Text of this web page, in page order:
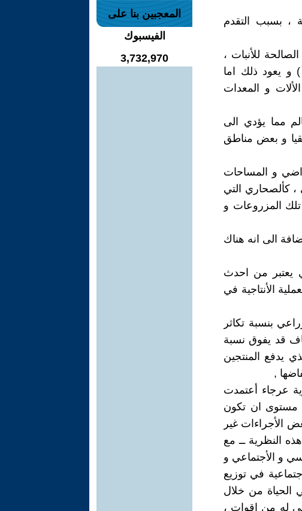
، بسبب التقدم
للأنبات ،
و يعود ذلك اما
و المعدات
مما يؤدي الى
و بعض مناطق
و المساحات
، كألصحاري التي
المزروعات و
الى انه هناك
يعتبر من احدث
الأنتاجية في
بنسبة تكاثر
قد يفوق نسبة
يدفع المنتجين
,
عرجاء أعتمدت
مستوى ان تكون
الأجراءات غير
النظرية ــ مع
و الأجتماعي و
في توزيع
الحياة من خلال
له من اقوات ،
المعجبين بنا على
الفيسبوك
3,732,970